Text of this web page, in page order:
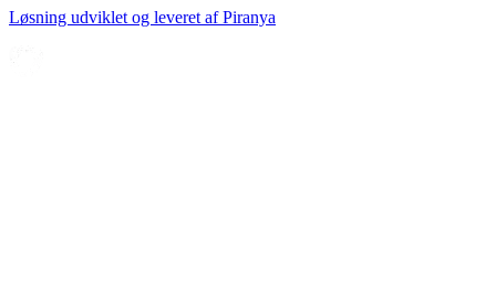
Løsning udviklet og leveret afPiranya